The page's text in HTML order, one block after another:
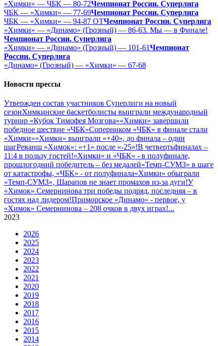
«Химки» — ЧБК — 80-72Чемпионат России. Суперлига
ЧБК — «Химки» — 77-69Чемпионат России. Суперлига
ЧБК — «Химки» — 94-87 ОТЧемпионат России. Суперлига
«Химки» — «Динамо» (Грозный) — 86-63. Мы — в Финале!
Чемпионат России. Суперлига
«Химки» — «Динамо» (Грозный) — 101-61Чемпионат
России. Суперлига
«Динамо» (Грозный) — «Химки» — 67-68
Новости прессы
Утвержден состав участников Cуперлиги на новый
сезонХимкинские баскетболисты выиграли международный
турнир «Кубок Тимофея Мозгова»«Химки» завершили
победное шествие «ЧБК»Соперником «ЧБК» в финале стали
«Химки»«Химки» выиграли «+40», до финала – один
шагРеванш «Химок»: «+1» после «-25»!В четвертьфиналах –
11:4 в пользу гостей!«Химки» и «ЧБК» - в полуфинале,
прошлогодний победитель – без медалей«Темп-СУМЗ» в шаге
от катастрофы, «ЧБК» - от полуфинала«Химки» обыграли
«Темп-СУМЗ», Шарапов не знает промахов из-за дуги!У
«Химок» Семернинова три победы подряд, последняя – в
гостях над лидером!Приморское «Динамо» - первое, у
«Химок» Семернинова – 208 очков в двух играх!...
2023
2026
2025
2024
2023
2022
2021
2020
2019
2018
2017
2016
2015
2014